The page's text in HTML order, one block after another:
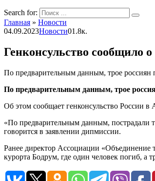
Search for:
Главная » Новости
04.09.2023Новости01.8к.
Генконсульство сообщило
По предварительным данным, трое россиян
По предварительным данным, трое
Об этом сообщает генконсульство России
«По предварительным данным, пострадали
говорится в заявлении дипмиссии.
Ранее директор Ассоциации «Объединение
курорта Бодрум, где один человек погиб, а